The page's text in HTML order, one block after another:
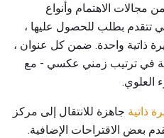
مجالات الاهتمام وأنواع
تتقدم بطلب للحصول عليها ،
ذاتية واحدة. ضمن كل عنوان ،
في ترتيب زمني عكسي - مع
العلوي.
ذاتية جاهزة للانتقال إلى مركز
بعض الاقتراحات الإضافية.